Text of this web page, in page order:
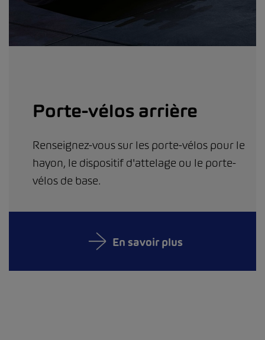
Porte-vélos arrière
Renseignez-vous sur les porte-vélos pour le
hayon, le dispositif d'attelage ou le porte-
vélos de base.
En savoir plus